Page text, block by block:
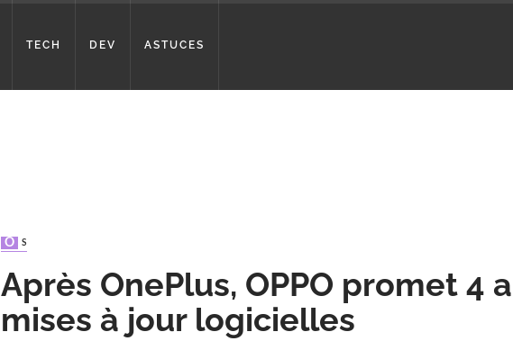
TECH DEV ASTUCES
OS
Après OnePlus, OPPO promet 4
mises à jour logicielles